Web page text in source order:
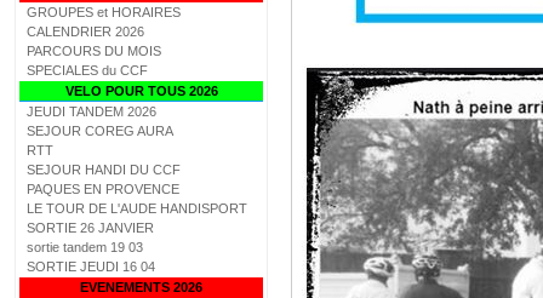
GROUPES et HORAIRES
CALENDRIER 2026
PARCOURS DU MOIS
SPECIALES du CCF
VELO POUR TOUS 2026
JEUDI TANDEM 2026
SEJOUR COREG AURA
RTT
SEJOUR HANDI DU CCF
PAQUES EN PROVENCE
LE TOUR DE L'AUDE HANDISPORT
SORTIE 26 JANVIER
sortie tandem 19 03
SORTIE JEUDI 16 04
EVENEMENTS 2026